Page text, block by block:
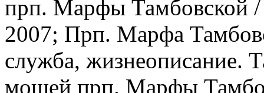
прп. Марфы Тамбовской
2007; Прп. Марфа
служба, жизнеописание.
мощей прп. Марфы